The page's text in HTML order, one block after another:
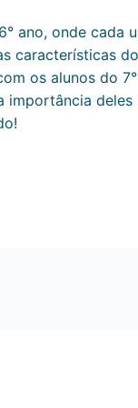
ano, onde
características
os alunos do